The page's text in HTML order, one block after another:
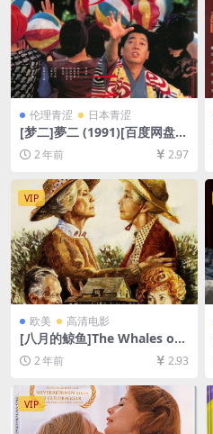
伦理青涩 日本青涩
[梦二]夢二 (1991)[百度网盘
+夸克网盘1080P超清未删减
资源][网盘在线播放/下载][MP
4/9.1GB][中文字幕]
2 年前 2.97
VIP
欧美 高清电影
[八月的鲸鱼]The Whales of
August (1987)[百度网盘+夸
克网盘1080P超清未删减资源]
3GB][中文字幕]
2 年前 2.93
VIP